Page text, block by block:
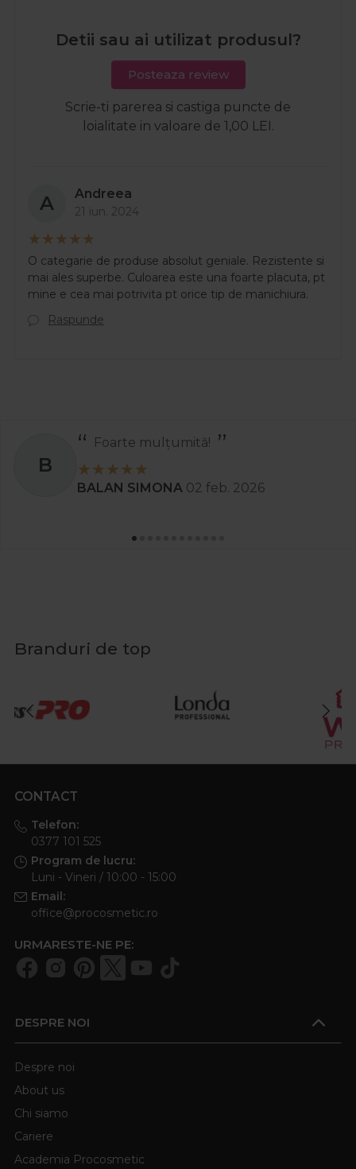
Detii sau ai utilizat produsul?
Posteaza review
Scrie-ti parerea si castiga puncte de
loialitate in valoare de 1,00 LEI.
A Andreea
21 iun. 2024
O categarie de produse absolut geniale. Rezistente si
mai ales superbe. Culoarea este una foarte placuta, pt
mine e cea mai potrivita pt orice tip de manichiura.
Raspunde
B
Foarte mulțumită!
BALAN SIMONA 02 feb. 2026
Branduri de top
CONTACT
Telefon:
0377 101 525
Program de lucru:
Luni - Vineri / 10:00 - 15:00
Email:
office@procosmetic.ro
URMARESTE-NE PE:
DESPRE NOI
Despre noi
About us
Chi siamo
Cariere
Academia Procosmetic